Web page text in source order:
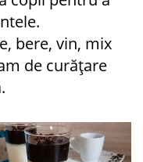
bere, vin, mix
de curățare